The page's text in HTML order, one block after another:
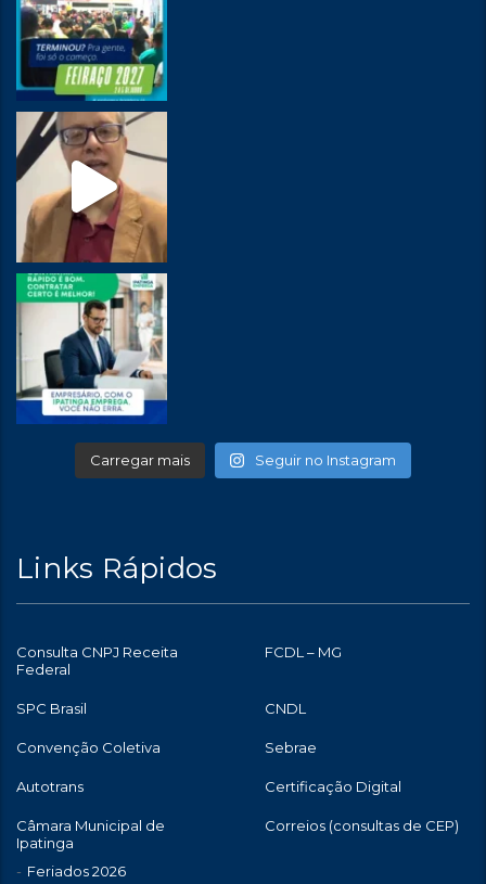
Carregar mais Seguir no Instagram
Links Rápidos
Consulta CNPJ Receita
Federal
FCDL – MG
SPC Brasil CNDL
Convenção Coletiva Sebrae
Autotrans Certificação Digital
Câmara Municipal de
Ipatinga
Feriados 2026
Correios (consultas de CEP)